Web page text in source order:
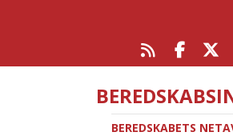
BEREDSKABETS